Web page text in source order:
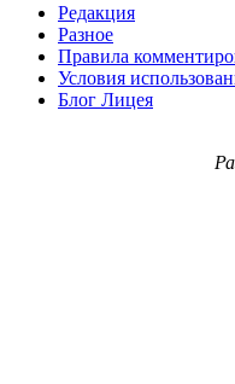
Редакция
Разное
Правила
Условия
Блог Лицея